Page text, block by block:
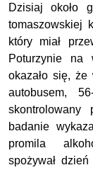
Dzisiaj około
tomaszowskiej
który miał
Poturzynie na
okazało się,
autobusem,
badanie
promila
spożywał